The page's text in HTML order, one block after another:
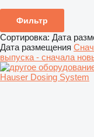
Фильтр
Сортировка: Дата
Дата размещения
выпуска - сначала